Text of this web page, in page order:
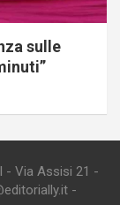
sulle
- Via Assisi 21 -
-